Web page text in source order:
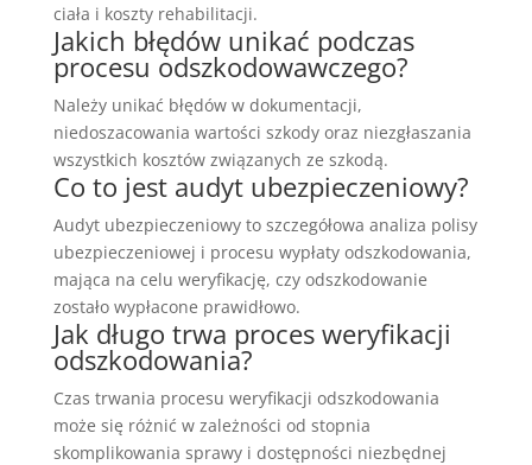
ciała i koszty rehabilitacji.
Jakich błędów unikać podczas
procesu odszkodowawczego?
Należy unikać błędów w dokumentacji,
niedoszacowania wartości szkody oraz niezgłaszania
wszystkich kosztów związanych ze szkodą.
Co to jest audyt ubezpieczeniowy?
Audyt ubezpieczeniowy to szczegółowa analiza polisy
ubezpieczeniowej i procesu wypłaty odszkodowania,
mająca na celu weryfikację, czy odszkodowanie
zostało wypłacone prawidłowo.
Jak długo trwa proces weryfikacji
odszkodowania?
Czas trwania procesu weryfikacji odszkodowania
może się różnić w zależności od stopnia
skomplikowania sprawy i dostępności niezbędnej